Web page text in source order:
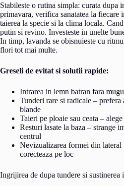
Stabileste o rutina simpla: curata dupa
primavara, verifica sanatatea la fiecare
taierea la specie si la clima locala.
putin si revino. Investeste in unelte
In timp, lavanda se obisnuieste cu
flori tot mai multe.
Greseli de evitat si solutii rapide:
Intrarea in lemn batran fara
Tunderi rare si radicale – prefera
blande
Taieri pe ploaie sau ceata –
Resturi lasate la baza – strange
centrul
Nevizualizarea formei din lateral
corecteaza pe loc
Ingrijirea de dupa tundere si